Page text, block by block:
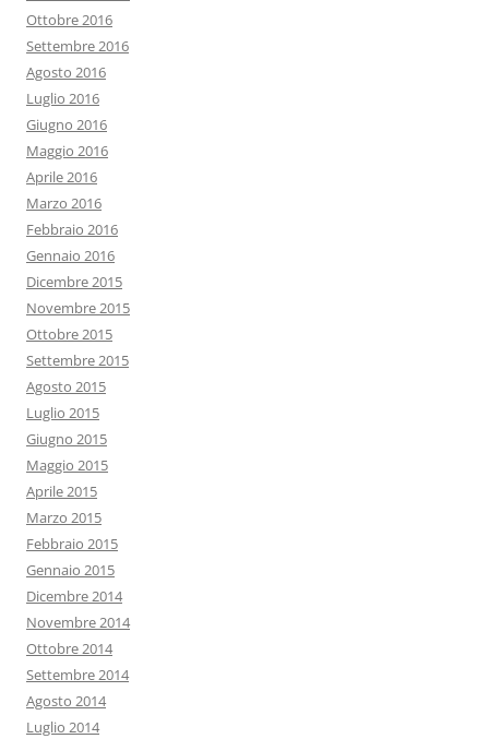
Ottobre 2016
Settembre 2016
Agosto 2016
Luglio 2016
Giugno 2016
Maggio 2016
Aprile 2016
Marzo 2016
Febbraio 2016
Gennaio 2016
Dicembre 2015
Novembre 2015
Ottobre 2015
Settembre 2015
Agosto 2015
Luglio 2015
Giugno 2015
Maggio 2015
Aprile 2015
Marzo 2015
Febbraio 2015
Gennaio 2015
Dicembre 2014
Novembre 2014
Ottobre 2014
Settembre 2014
Agosto 2014
Luglio 2014